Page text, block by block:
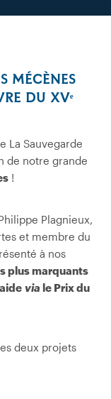
MÉCÈNES
DU XVᵉ
La Sauvegarde
de notre grande
!
Plagnieux,
et membre du
à nos
plus marquants
via le Prix du
deux projets